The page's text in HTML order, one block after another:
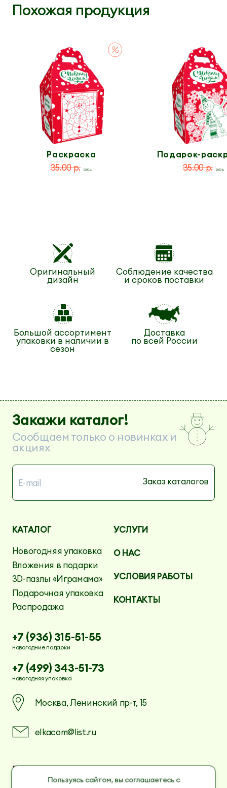
Пользуясь сайтом, вы соглашаетесь с
Похожая продукция
Раскраска
по номерам
35.00 р. 12.00 р.
Подарок-
35.00 р.
12.00 р.
Оригинальный
дизайн
Соблюдение качества
и сроков поставки
Большой ассортимент
упаковки в наличии в
сезон
Доставка
по всей России
Закажи каталог!
Сообщаем только о новинках и
акциях
КАТАЛОГ
Новогодняя упаковка
Вложения в подарки
3D-пазлы «Играмама»
Подарочная упаковка
Распродажа
УСЛУГИ
О НАС
УСЛОВИЯ РАБОТЫ
КОНТАКТЫ
+7 (936) 315-51-55
новогодние подарки
+7 (499) 343-51-73
новогодняя упаковка
Москва, Ленинский пр-т, 15
elkacom@list.ru
Пользовательское соглашение
Политика в отношении обработки